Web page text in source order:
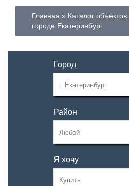
Главная Каталог объектов
городе Екатеринбург
Город
Район
Я хочу